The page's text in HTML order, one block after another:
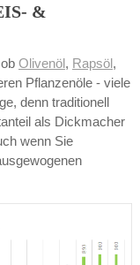
&
Olivenöl, Rapsöl,
Pflanzenöle - viele
denn traditionell
als Dickmacher
wenn Sie